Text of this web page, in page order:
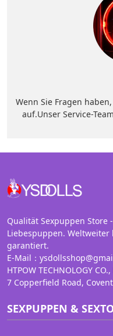
Wenn Sie Fragen
auf.Unser Service-
Qualität Sexpuppen Store
Liebespuppen.
garantiert.
E-Mail：
HTPOW TECHNOLOGY CO.,
7 Copperfield Road,
SEXPUPPEN &